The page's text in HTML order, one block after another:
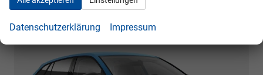
Skoda Scala *FACELIFT*
BESTELLFAHRZEUG / FREI KONFIGURIERBAR
Datenschutzerklärung Impressum